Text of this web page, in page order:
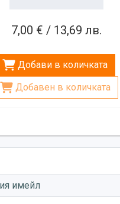
7,00 € / 13,69 лв.
Добави в количката
Добавен в количката